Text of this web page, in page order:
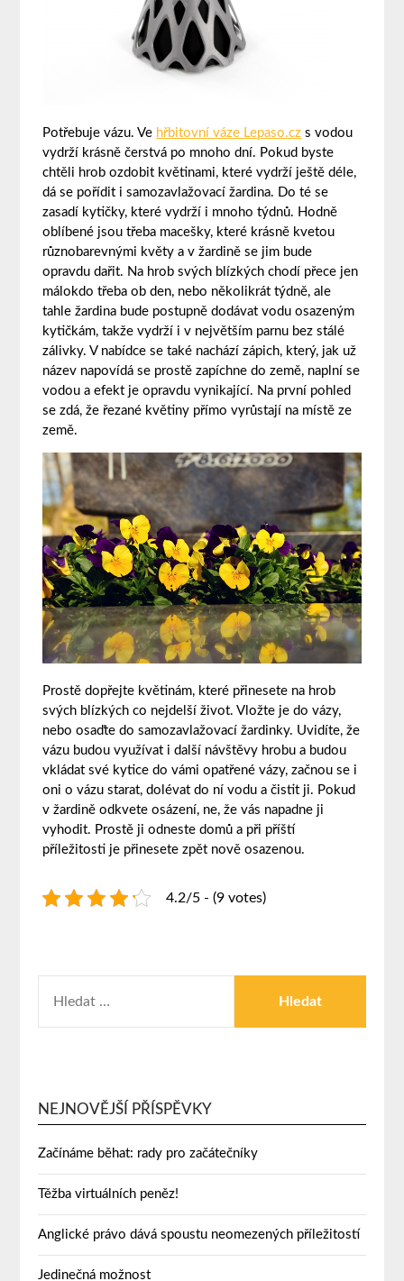
Potřebuje vázu. Ve hřbitovní váze Lepaso.cz s vodou
vydrží krásně čerstvá po mnoho dní. Pokud byste
chtěli hrob ozdobit květinami, které vydrží ještě déle,
dá se pořídit i samozavlažovací žardina. Do té se
zasadí kytičky, které vydrží i mnoho týdnů. Hodně
oblíbené jsou třeba macešky, které krásně kvetou
různobarevnými květy a v žardině se jim bude
opravdu dařit. Na hrob svých blízkých chodí přece jen
málokdo třeba ob den, nebo několikrát týdně, ale
tahle žardina bude postupně dodávat vodu osazeným
kytičkám, takže vydrží i v největším parnu bez stálé
zálivky. V nabídce se také nachází zápich, který, jak už
název napovídá se prostě zapíchne do země, naplní se
vodou a efekt je opravdu vynikající. Na první pohled
se zdá, že řezané květiny přímo vyrůstají na místě ze
země.
Prostě dopřejte květinám, které přinesete na hrob
svých blízkých co nejdelší život. Vložte je do vázy,
nebo osaďte do samozavlažovací žardinky. Uvidíte, že
vázu budou využívat i další návštěvy hrobu a budou
vkládat své kytice do vámi opatřené vázy, začnou se i
oni o vázu starat, dolévat do ní vodu a čistit ji. Pokud
v žardině odkvete osázení, ne, že vás napadne ji
vyhodit. Prostě ji odneste domů a při příští
příležitosti je přinesete zpět nově osazenou.
4.2/5 - (9 votes)
NEJNOVĚJŠÍ PŘÍSPĚVKY
Začínáme běhat: rady pro začátečníky
Těžba virtuálních peněz!
Anglické právo dává spoustu neomezených příležitostí
Jedinečná možnost